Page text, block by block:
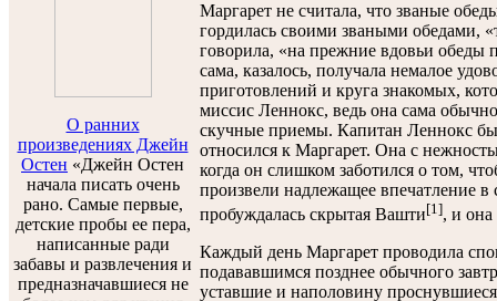
О ранних
произведениях Джейн
Остен «Джейн Остен
начала писать очень
рано. Самые первые,
детские пробы ее пера,
написанные ради
забавы и развлечения и
предназначавшиеся не
Маргарет не считала, что званые
гордилась своими зваными обедами,
говорила, «на прежние вдовьи
сама, казалось, получала немалое
приготовлений и круга знакомых,
миссис Леннокс, ведь она сама
скучные приемы. Капитан Леннокс
относился к Маргарет. Она с
когда он слишком заботился о том,
произвели надлежащее впечатление
пробуждалась скрытая Вашти[1], и она
Каждый день Маргарет проводила
подававшимся позднее обычного
уставшие и наполовину